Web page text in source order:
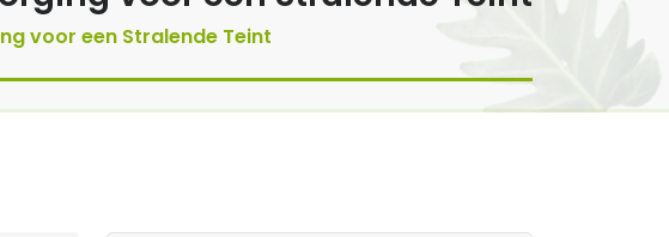
voor een Stralende Teint